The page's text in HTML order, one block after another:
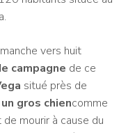
vers huit
campagne de ce
situé près de
un gros chiencomme
mourir à cause du